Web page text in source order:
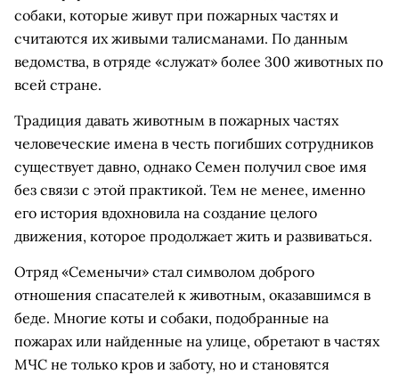
собаки, которые живут при пожарных частях и
считаются их живыми талисманами. По данным
ведомства, в отряде «служат» более 300 животных по
всей стране.
Традиция давать животным в пожарных частях
человеческие имена в честь погибших сотрудников
существует давно, однако Семен получил свое имя
без связи с этой практикой. Тем не менее, именно
его история вдохновила на создание целого
движения, которое продолжает жить и развиваться.
Отряд «Семенычи» стал символом доброго
отношения спасателей к животным, оказавшимся в
беде. Многие коты и собаки, подобранные на
пожарах или найденные на улице, обретают в частях
МЧС не только кров и заботу, но и становятся